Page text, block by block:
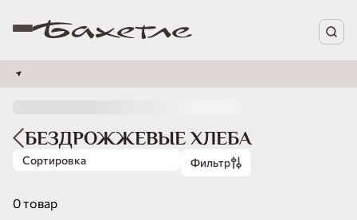
БЕЗДРОЖЖЕВЫЕ ХЛЕБА
Сортировка Фильтр
0 товар